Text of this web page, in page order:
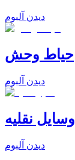
دیدن آلبوم
حیاط وحش
دیدن آلبوم
وسایل نقلیه
دیدن آلبوم